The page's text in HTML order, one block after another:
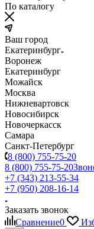
По каталогу
Ваш город
Екатеринбург
Воронеж
Екатеринбург
Можайск
Москва
Нижневартовск
Новосибирск
Новочеркасск
Самара
Санкт-Петербург
8 (800) 755-75-20
8 (800) 755-75-20
+7 (343) 213-55-34
+7 (950) 208-16-14
Заказать звонок
Сравнение0